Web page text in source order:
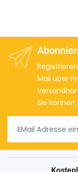
Mail über
Sie